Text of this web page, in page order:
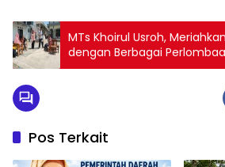
MTs Khoirul Usroh,
dengan Berbagai
Pos Terkait